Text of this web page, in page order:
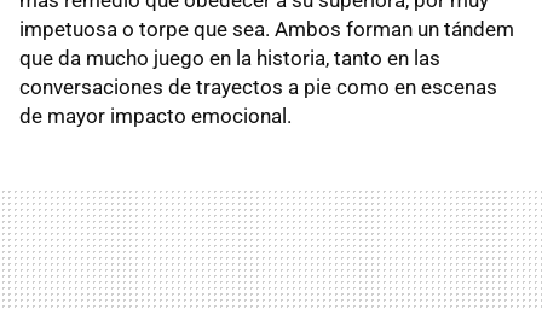
impetuosa o torpe que sea. Ambos forman un tándem
que da mucho juego en la historia, tanto en las
conversaciones de trayectos a pie como en escenas
de mayor impacto emocional.